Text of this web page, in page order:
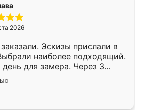
2026
Эскизы прислали в
наиболее подходящий.
день для замера. Через 3
была уже готова. Остались
Спасибо Ренессанс
работу!